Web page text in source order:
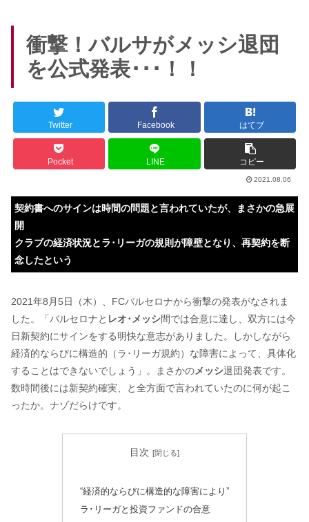
衝撃！バルサがメッシ退団
を公式発表･･･！！
Twitter Facebook はてブ
Pocket LINE コピー
2021.08.06
契約書へのサインは時間の問題と言われていたが、まさかの急展
開
クラブの経済状況とラ･リーガの規則が障壁となり、再契約を断
念したという
2021年8月5日（木）、FCバルセロナから衝撃の発表がなされま
した。「バルセロナと レオ･メッシ間では合意に達し、双方には今
日新契約にサインをする明快な意志がありました。しかしながら
経済的ならびに構造的（ラ･リーガ規約）な障害によって、具体化
することはできないでしょう」。まさかのメッシ退団発表です。
数時間後には新契約確実、と全方面で言われていたのに何が起こ
ったか。ナゾだらけです。
目次
“経済的ならびに構造的な障害により”
ラ･リーガと投資ファンドの合意